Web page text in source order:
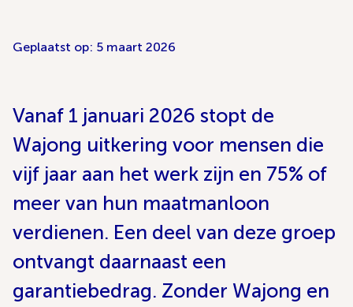
Geplaatst op: 5 maart 2026
Vanaf 1 januari 2026 stopt de
Wajong uitkering voor mensen die
vijf jaar aan het werk zijn en 75% of
meer van hun maatmanloon
verdienen. Een deel van deze groep
ontvangt daarnaast een
garantiebedrag. Zonder Wajong en